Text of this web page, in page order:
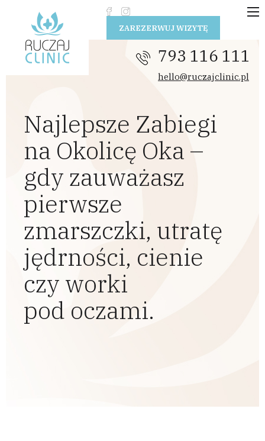
ZAREZERWUJ WIZYTĘ
793 116 111
hello@ruczajclinic.pl
Najlepsze Zabiegi
na Okolicę Oka –
gdy zauważasz
pierwsze
zmarszczki, utratę
jędrności, cienie
czy worki
pod oczami.